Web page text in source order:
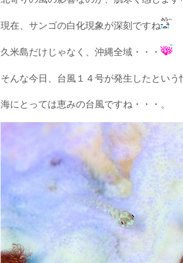
現在、サンゴの白化現象が深刻ですね
久米島だけじゃなく、沖縄全域・・・
そんな今日、台風１４号が発生したという
海にとっては恵みの台風ですね・・・。